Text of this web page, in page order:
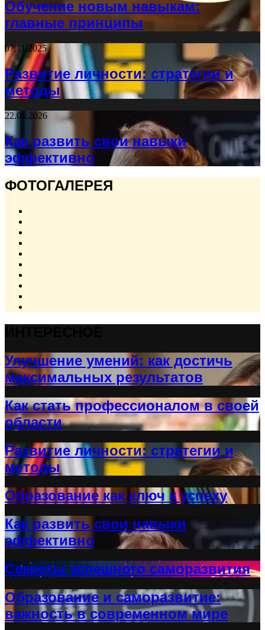
Обучение новым навыкам:
главные принципы
07.11.2025
Развитие личности: стратегии и
методы
22.05.2026
Как развить свои навыки
эффективно
ФОТОГАЛЕРЕЯ
Улучшение умений: как достичь
максимальных результатов
Как стать профессионалом в своей
области
Развитие личности: стратегии и
методы
Образование как ключ к успеху
Как развить свои навыки
эффективно
Секреты успешного саморазвития
Образование и саморазвитие:
важность в современном мире